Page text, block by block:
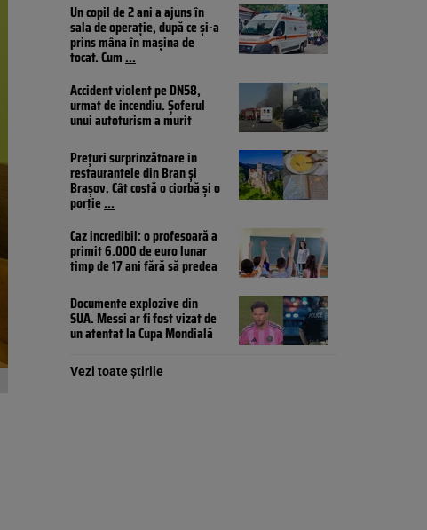
Un copil de 2 ani a ajuns în
sala de operație, după ce și-a
prins mâna în mașina de
tocat. Cum...
Accident violent pe DN58,
urmat de incendiu. Șoferul
unui autoturism a murit
Prețuri surprinzătoare în
restaurantele din Bran și
Brașov. Cât costă o ciorbă și o
porție...
Caz incredibil: o profesoară a
primit 6.000 de euro lunar
timp de 17 ani fără să predea
Documente explozive din
SUA. Messi ar fi fost vizat de
un atentat la Cupa Mondială
Vezi toate știrile